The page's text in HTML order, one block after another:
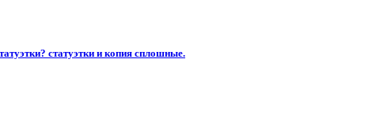
статуэтки и копия сплошные.